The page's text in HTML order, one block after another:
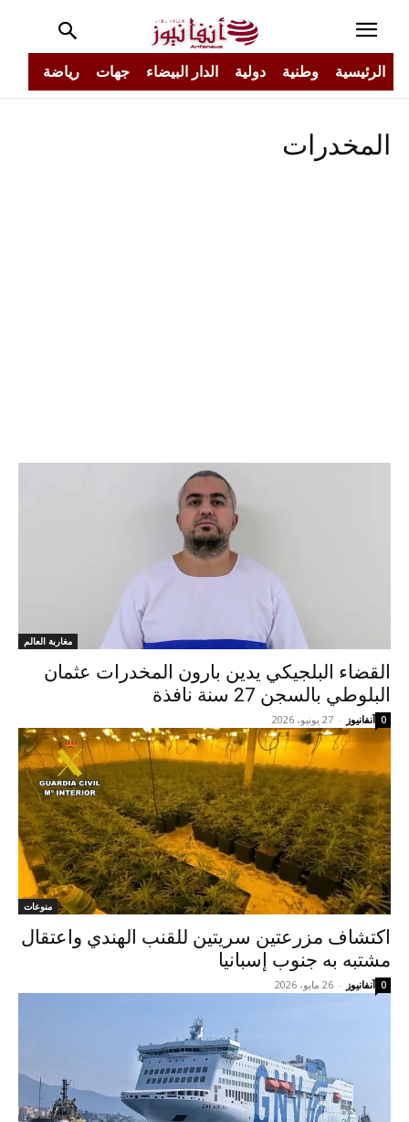
الرئيسية وطنية دولية الدار البيضاء جهات رياضة
المخدرات
مغاربة العالم
القضاء البلجيكي يدين بارون المخدرات عثمان
البلوطي بالسجن 27 سنة نافذة
آنفانيوز - 27 يونيو، 2026 0
منوعات
اكتشاف مزرعتين سريتين للقنب الهندي واعتقال
مشتبه به جنوب إسبانيا
آنفانيوز - 26 مايو، 2026 0